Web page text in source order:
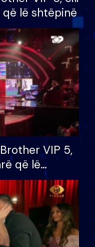
lë shtëpinë
VIP 5,
që lë
për